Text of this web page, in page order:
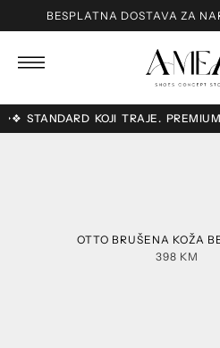
BESPLATNA DOSTAVA ZA
KOJI TRAJE. PREMIUM
OTTO BRUŠENA KOŽA
398 KM